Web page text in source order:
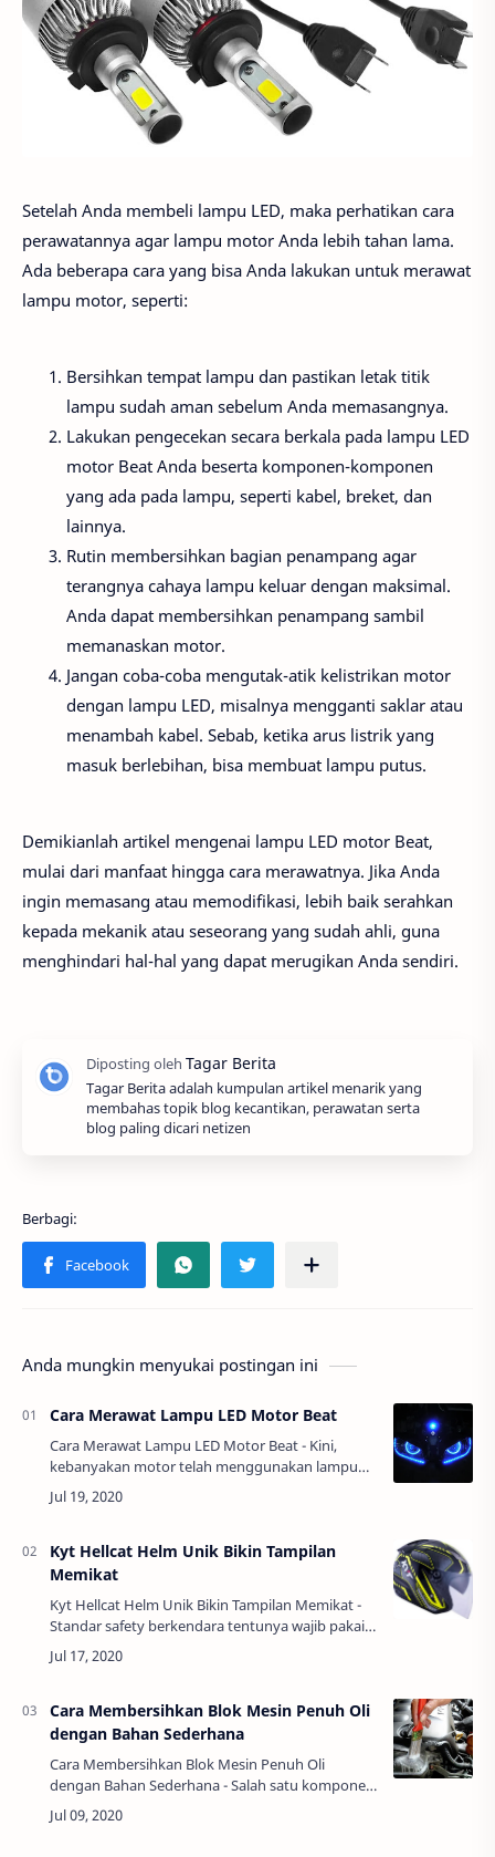
Setelah Anda membeli lampu LED, maka perhatikan cara
perawatannya agar lampu motor Anda lebih tahan lama.
Ada beberapa cara yang bisa Anda lakukan untuk merawat
lampu motor, seperti:
Bersihkan tempat lampu dan pastikan letak titik
lampu sudah aman sebelum Anda memasangnya.
Lakukan pengecekan secara berkala pada lampu LED
motor Beat Anda beserta komponen-komponen
yang ada pada lampu, seperti kabel, breket, dan
lainnya.
Rutin membersihkan bagian penampang agar
terangnya cahaya lampu keluar dengan maksimal.
Anda dapat membersihkan penampang sambil
memanaskan motor.
Jangan coba-coba mengutak-atik kelistrikan motor
dengan lampu LED, misalnya mengganti saklar atau
menambah kabel. Sebab, ketika arus listrik yang
masuk berlebihan, bisa membuat lampu putus.
Demikianlah artikel mengenai lampu LED motor Beat,
mulai dari manfaat hingga cara merawatnya. Jika Anda
ingin memasang atau memodifikasi, lebih baik serahkan
kepada mekanik atau seseorang yang sudah ahli, guna
menghindari hal-hal yang dapat merugikan Anda sendiri.
Tagar Berita adalah kumpulan artikel menarik yang
membahas topik blog kecantikan, perawatan serta
blog paling dicari netizen
Anda mungkin menyukai postingan ini
Cara Merawat Lampu LED Motor Beat
Cara Merawat Lampu LED Motor Beat - Kini,
kebanyakan motor telah menggunakan lampu
LED agar tampilannya lebih modern dan stylish,
termasuk motor beat keluaran terbaru.
Kyt Hellcat Helm Unik Bikin Tampilan
Memikat
Kyt Hellcat Helm Unik Bikin Tampilan Memikat -
Standar safety berkendara tentunya wajib pakai
helm ya sobat. Selain melindungi organ penting
seperti kepala, helm juga bisa mendukun…
Cara Membersihkan Blok Mesin Penuh Oli
dengan Bahan Sederhana
Cara Membersihkan Blok Mesin Penuh Oli
dengan Bahan Sederhana - Salah satu komponen
penting dalam motor adalah blok silinder. Tidak
seperti namanya, blok silinder justru berbaha…